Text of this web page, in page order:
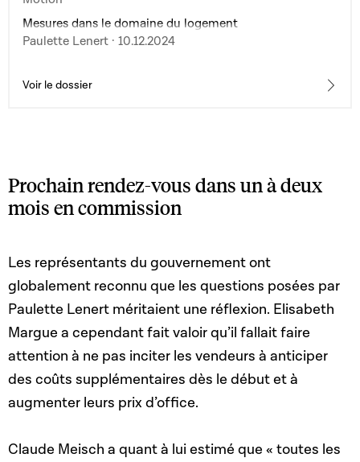
Mesures dans le domaine du logement
Paulette Lenert · 10.12.2024
Voir le dossier
Prochain rendez-vous dans un à deux
mois en commission
Les représentants du gouvernement ont
globalement reconnu que les questions posées par
Paulette Lenert méritaient une réflexion. Elisabeth
Margue a cependant fait valoir qu’il fallait faire
attention à ne pas inciter les vendeurs à anticiper
des coûts supplémentaires dès le début et à
augmenter leurs prix d’office.
Claude Meisch a quant à lui estimé que « toutes les